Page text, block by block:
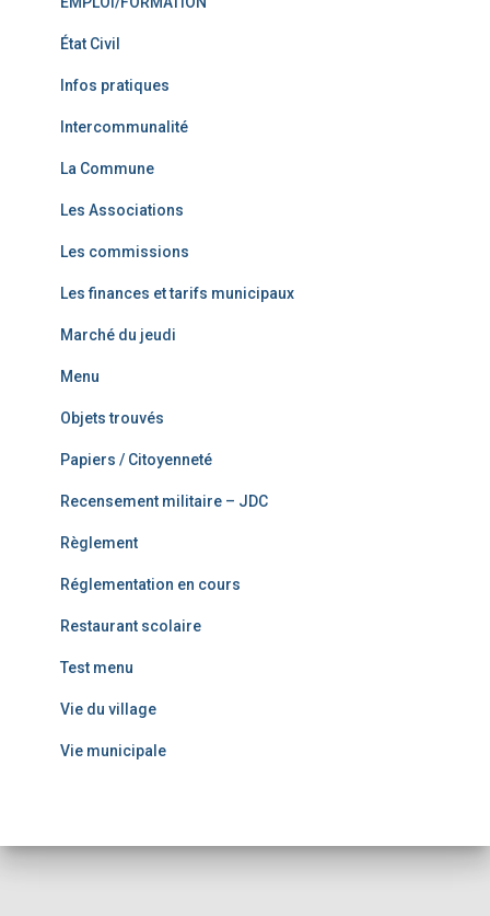
État Civil
Infos pratiques
Intercommunalité
La Commune
Les Associations
Les commissions
Les finances et tarifs municipaux
Marché du jeudi
Menu
Objets trouvés
Papiers / Citoyenneté
Recensement militaire – JDC
Règlement
Réglementation en cours
Restaurant scolaire
Test menu
Vie du village
Vie municipale